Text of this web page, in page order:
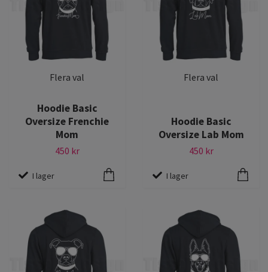
Flera val
Hoodie Basic
Oversize Frenchie
Mom
450 kr
I lager
Flera val
Hoodie Basic
Oversize Lab Mom
450 kr
I lager